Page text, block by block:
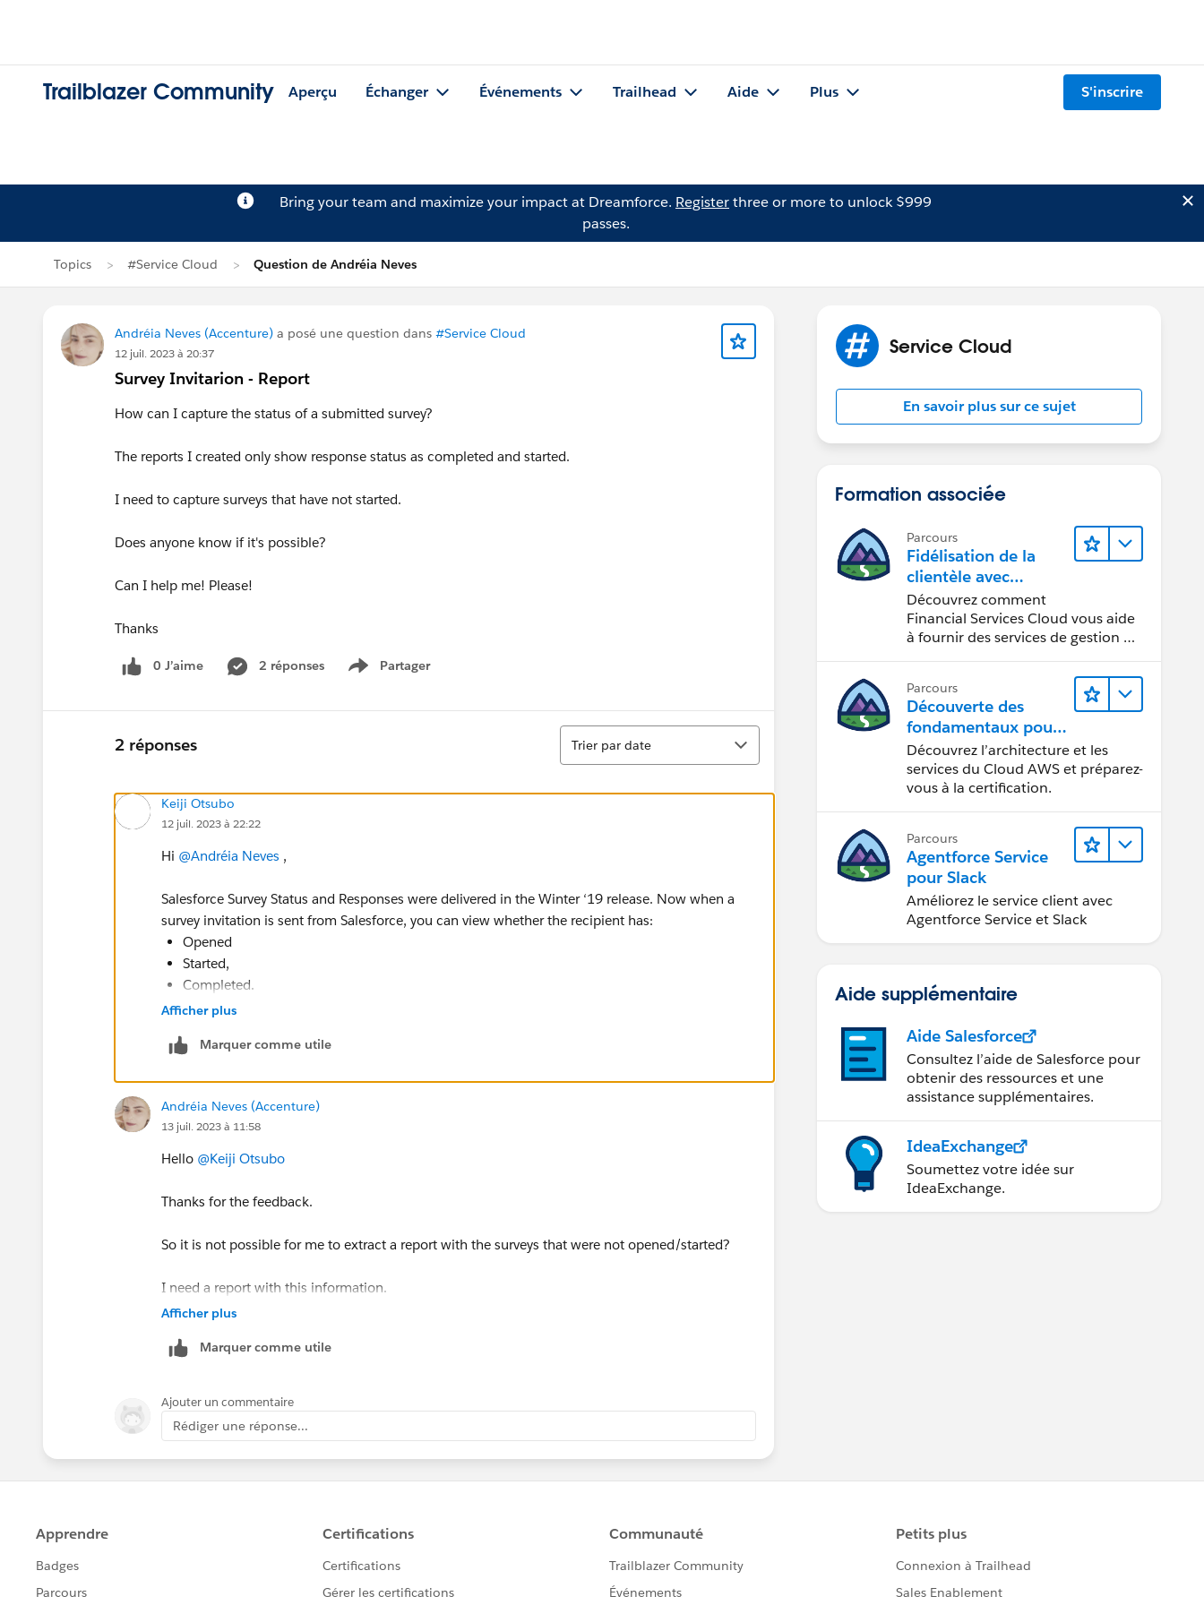
Trailblazer Community Aperçu Échanger Événements Trailhead Aide Plus S'inscrire
Bring your team and maximize your impact at Dreamforce. Registerthree or more to unlock $999
passes.
Topics #Service Cloud Question de Andréia Neves
Andréia Neves (Accenture) a posé une question dans #Service Cloud
12 juil. 2023 à 20:37
Survey Invitarion - Report
How can I capture the status of a submitted survey?
The reports I created only show response status as completed and started.
I need to capture surveys that have not started.
Does anyone know if it's possible?
Can I help me! Please!
Thanks
0 J’aime 2 réponses Partager
Show menu
2 réponses
Tri
Trier par date
Keiji Otsubo
12 juil. 2023 à 22:22
Hi @Andréia Neves ,
Salesforce Survey Status and Responses were delivered in the Winter ‘19 release. Now when a
survey invitation is sent from Salesforce, you can view whether the recipient has:
Opened
Started,
Completed.
https://www.salesforceben.com/the-drip/salesforce-survey-status-and-responses-another-
reason-to-try-salesforce-surveys/
Afficher plus
Marquer comme utile
Andréia Neves (Accenture)
13 juil. 2023 à 11:58
Hello @Keiji Otsubo
Thanks for the feedback.
So it is not possible for me to extract a report with the surveys that were not opened/started?
I need a report with this information.
Afficher plus
Marquer comme utile
Ajouter un commentaire
Rédiger une réponse...
Service Cloud
En savoir plus sur ce sujet
Formation associée
Parcours
Fidélisation de la
clientèle avec
Financial Services Cl
oud
Découvrez comment
Financial Services Cloud vous aide
à fournir des services de gestion de
Parcours
Découverte des
fondamentaux pour
devenir
Cloud Practitioner A
WS
Découvrez l’architecture et les
services du Cloud AWS et préparez-
vous à la certification.
Parcours
Agentforce Service
pour Slack
Améliorez le service client avec
Agentforce Service et Slack
Aide supplémentaire
Aide Salesforce
Consultez l’aide de Salesforce pour
obtenir des ressources et une
assistance supplémentaires.
IdeaExchange
Soumettez votre idée sur
IdeaExchange.